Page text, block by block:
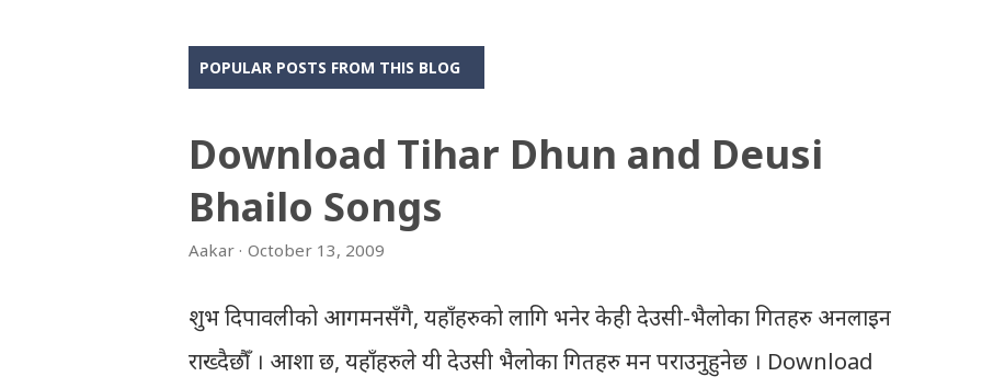
POPULAR POSTS FROM THIS BLOG
Download Tihar Dhun and Deusi
Bhailo Songs
Aakar October 13, 2009
शुभ दिपावलीको आगमनसँगै, यहाँहरुको लागि भनेर केही देउसी-भैलोका गितहरु अनलाइन
राख्दैछौँ । आशा छ, यहाँहरुले यी देउसी भैलोका गितहरु मन पराउनुहुनेछ । Download